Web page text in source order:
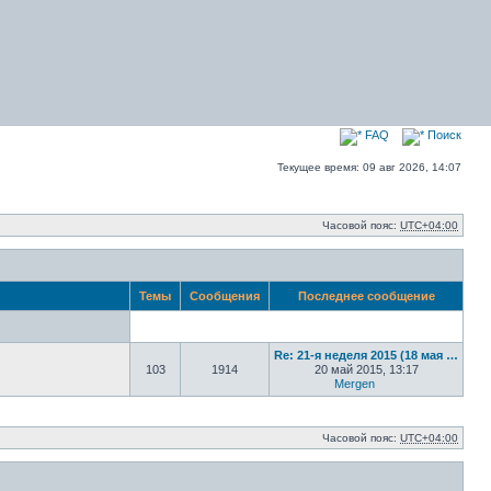
FAQ Поиск
Текущее время: 09 авг 2026, 14:07
Часовой пояс: UTC+04:00
Темы Сообщения Последнее сообщение
103 1914
Re: 21-я неделя 2015 (18 мая …
20 май 2015, 13:17
Mergen
Перейти к
Часовой пояс: UTC+04:00